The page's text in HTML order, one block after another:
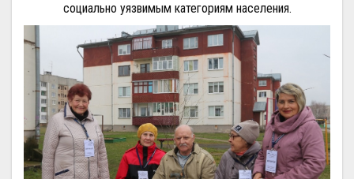
социально уязвимым категориям населения.